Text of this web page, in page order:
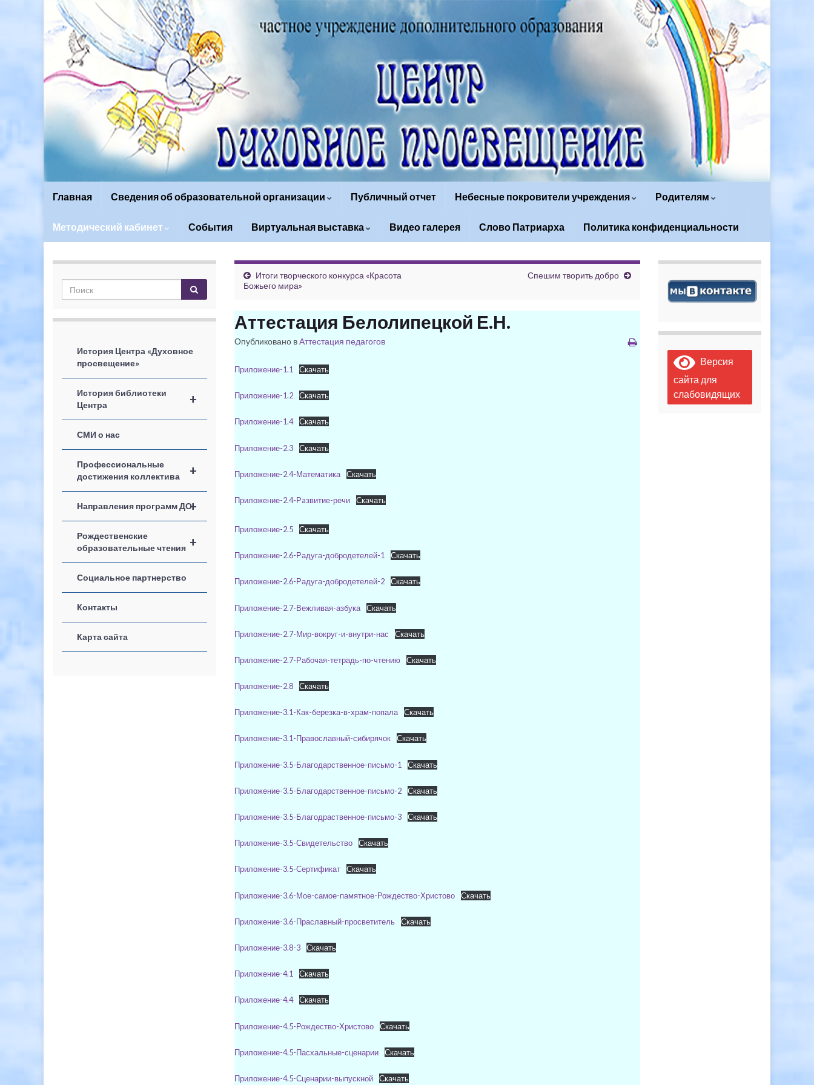
Главная Сведения об образовательной организации Публичный отчет Небесные покровители учреждения Родителям
Методический кабинет События Виртуальная выставка Видео галерея Слово Патриарха Политика конфиденциальности
История Центра «Духовное
просвещение»
+
История библиотеки
Центра
СМИ о нас
+
Профессиональные
достижения коллектива
+
Направления программ ДО
+
Рождественские
образовательные чтения
Социальное партнерство
Контакты
Карта сайта
Итоги творческого конкурса «Красота
Божьего мира»
Спешим творить добро
Аттестация Белолипецкой Е.Н.
Опубликовано вАттестация педагогов
Приложение-1.1 Скачать
Приложение-1.2 Скачать
Приложение-1.4 Скачать
Приложение-2.3 Скачать
Приложение-2.4-Математика Скачать
Приложение-2.4-Рaзвитие-речи Скачать
Приложение-2.5 Скачать
Приложение-2.6-Радуга-добродетелей-1 Скачать
Приложение-2.6-Радуга-добродетелей-2 Скачать
Приложение-2.7-Вежливая-азбука Скачать
Приложение-2.7-Мир-вокруг-и-внутри-нас Скачать
Приложение-2.7-Рабочая-тетрадь-по-чтению Скачать
Приложение-2.8 Скачать
Приложение-3.1-Как-березка-в-храм-попала Скачать
Приложение-3.1-Православный-сибирячок Скачать
Приложение-3.5-Благодарственное-письмо-1 Скачать
Приложение-3.5-Благодарственное-письмо-2 Скачать
Приложение-3.5-Благодраственное-письмо-3 Скачать
Приложение-3.5-Свидетельство Скачать
Приложение-3.5-Сертификат Скачать
Приложение-3.6-Мое-самое-памятное-Рождество-Христово Скачать
Приложение-3.6-Праславный-просветитель Скачать
Приложение-3.8-3 Скачать
Приложение-4.1 Скачать
Приложение-4.4 Скачать
Приложение-4.5-Рождество-Христово Скачать
Приложение-4.5-Пасхальные-сценарии Скачать
Приложение-4.5-Сценарии-выпускной Скачать
Версия
сайта для
слабовидящих